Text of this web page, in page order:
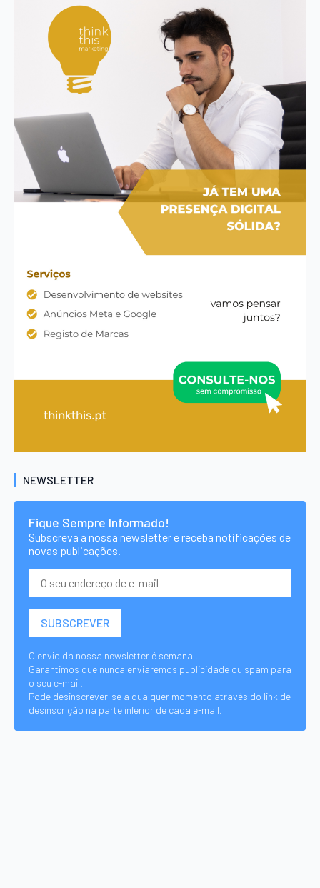
NEWSLETTER
Fique Sempre Informado!
Subscreva a nossa newsletter e receba notificações de
novas publicações.
O envio da nossa newsletter é semanal.
Garantimos que nunca enviaremos publicidade ou spam para
o seu e-mail.
Pode desinscrever-se a qualquer momento através do link de
desinscrição na parte inferior de cada e-mail.